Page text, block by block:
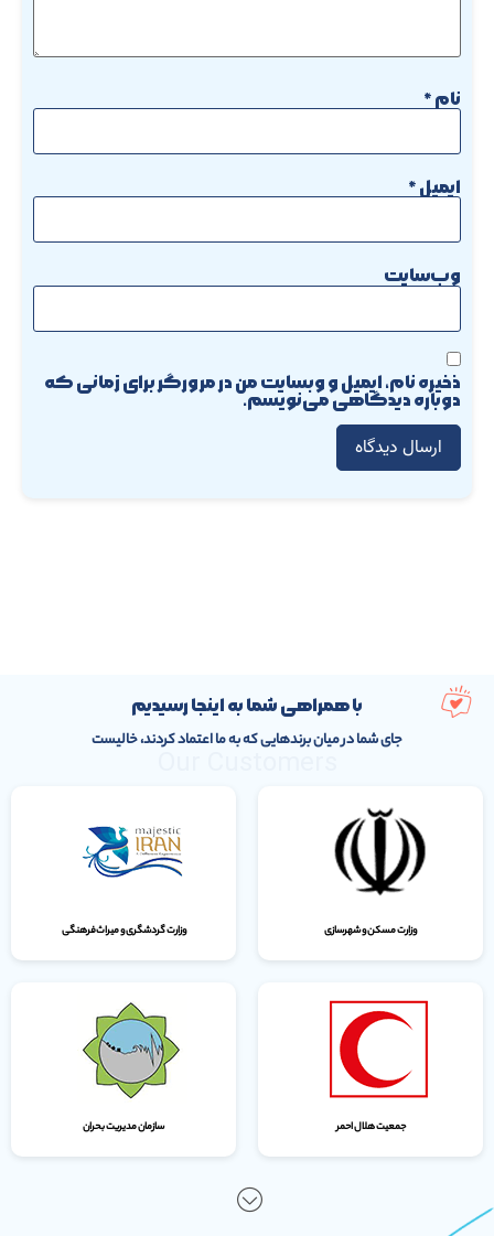
نام*
ایمیل*
وب‌سایت
ذخیره نام، ایمیل و وبسایت من در مرورگر برای زمانی که
دوباره دیدگاهی می‌نویسم.
با همراهی شما به اینجا رسیدیم
جای شما در میان برندهایی که به ما اعتماد کردند، خالیست
وزارت مسکن و شهرسازی وزارت گردشگری و میراث‌فرهنگی
جمعیت هلال احمر سازمان مدیریت بحران